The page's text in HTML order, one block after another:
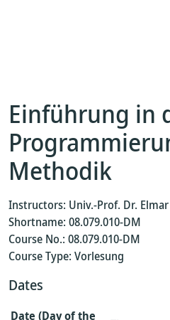
Einführung in
Methodik
Instructors: Univ.-Prof. Dr.
Shortname: 08.079.010-DM
Course No.: 08.079.010-DM
Course Type: Vorlesung
Dates
Date (Day of the